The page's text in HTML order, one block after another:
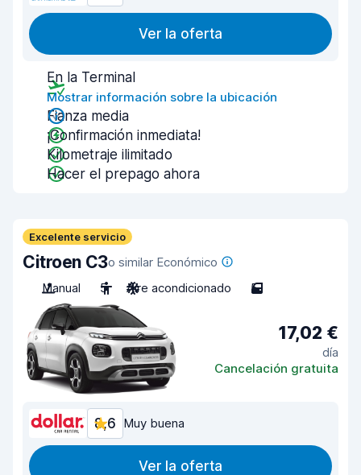
Ver la oferta
En la Terminal
Mostrar información sobre la ubicación
Fianza media
¡Confirmación inmediata!
Kilometraje ilimitado
Hacer el prepago ahora
Excelente servicio
Citroen C3o similar Económico
Manual
5 Aire acondicionado 5
17,02 €
día
Cancelación gratuita
8,6 Muy buena
Ver la oferta